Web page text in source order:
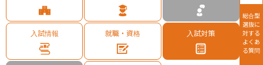
入試情報 就職・資格 入試対策
総合型
選抜に
対する
よくあ
る質問